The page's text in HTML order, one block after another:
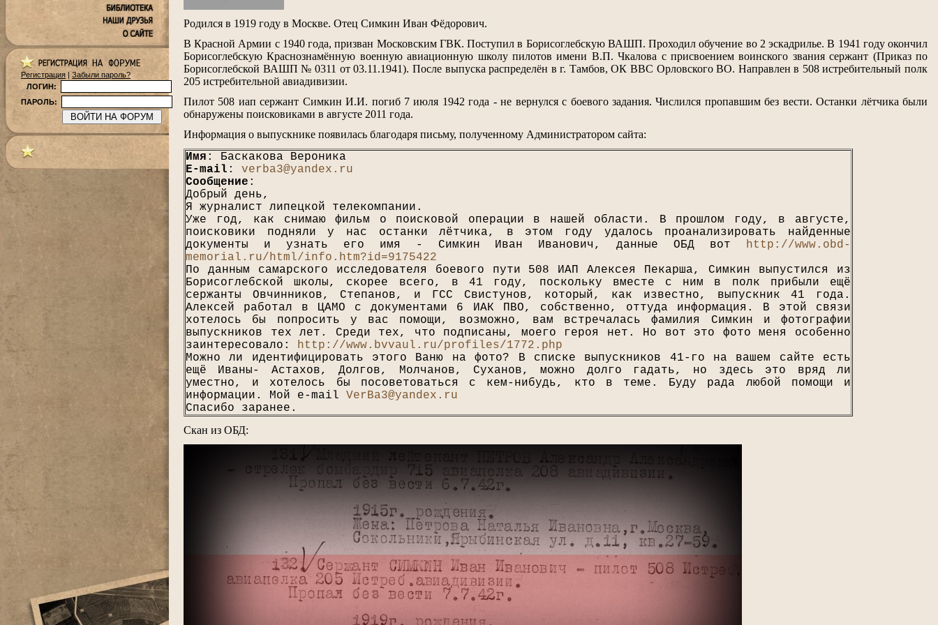
Регистрация | Забыли пароль?
ЛОГИН:
ПАРОЛЬ:
Родился в 1919 году в Москве. Отец Симкин Иван Фёдорович.
В Красной Армии с 1940 года, призван Московским ГВК. Поступил в Борисоглебскую ВАШП. Проходил обучение во 2 эскадрилье. В 1941 году окончил
Борисоглебскую Краснознамённую военную авиационную школу пилотов имени В.П. Чкалова с присвоением воинского звания сержант (Приказ по
Борисоглебской ВАШП № 0311 от 03.11.1941). После выпуска распределён в г. Тамбов, ОК ВВС Орловского ВО. Направлен в 508 истребительный полк
205 истребительной авиадивизии.
Пилот 508 иап сержант Симкин И.И. погиб 7 июля 1942 года - не вернулся с боевого задания. Числился пропавшим без вести. Останки лётчика были
обнаружены поисковиками в августе 2011 года.
Информация о выпускнике появилась благодаря письму, полученному Администратором сайта:
Имя : Баскакова Вероника
E-mail : verba3@yandex.ru
Сообщение :
Добрый день,
Я журналист липецкой телекомпании.
Уже год, как снимаю фильм о поисковой операции в нашей области. В прошлом году, в августе,
поисковики подняли у нас останки лётчика, в этом году удалось проанализировать найденные
документы и узнать его имя - Симкин Иван Иванович, данные ОБД вот http://www.obd-
memorial.ru/html/info.htm?id=9175422
По данным самарского исследователя боевого пути 508 ИАП Алексея Пекарша, Симкин выпустился из
Борисоглебской школы, скорее всего, в 41 году, поскольку вместе с ним в полк прибыли ещё
сержанты Овчинников, Степанов, и ГСС Свистунов, который, как известно, выпускник 41 года.
Алексей работал в ЦАМО с документами 6 ИАК ПВО, собственно, оттуда информация. В этой связи
хотелось бы попросить у вас помощи, возможно, вам встречалась фамилия Симкин и фотографии
выпускников тех лет. Среди тех, что подписаны, моего героя нет. Но вот это фото меня особенно
заинтересовало: http://www.bvvaul.ru/profiles/1772.php
Можно ли идентифицировать этого Ваню на фото? В списке выпускников 41-го на вашем сайте есть
ещё Иваны- Астахов, Долгов, Молчанов, Суханов, можно долго гадать, но здесь это вряд ли
уместно, и хотелось бы посоветоваться с кем-нибудь, кто в теме. Буду рада любой помощи и
информации. Мой e-mail VerBa3@yandex.ru
Спасибо заранее.
Скан из ОБД: